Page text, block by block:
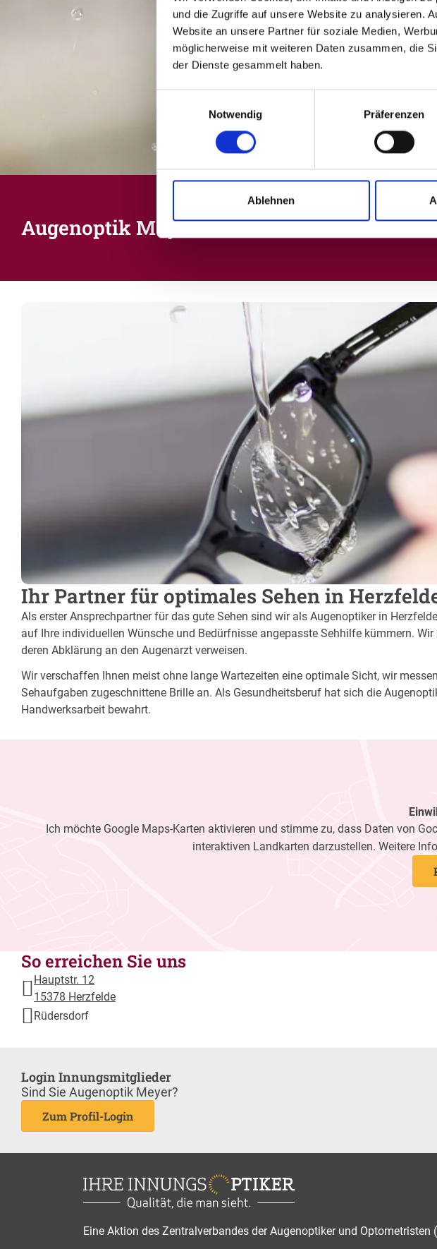
und die Zugriffe auf unsere Website zu analysieren.
Website an unsere Partner für soziale Medien,
möglicherweise mit weiteren Daten zusammen, die
der Dienste gesammelt haben.
Notwendig
Präferenzen
Ablehnen
Augenoptik Meyer
Ihr Partner für optimales Sehen in
Als erster Ansprechpartner für das gute Sehen sind wir als Augenoptiker in
auf Ihre individuellen Wünsche und Bedürfnisse angepasste Sehhilfe kümmern.
deren Abklärung an den Augenarzt verweisen.
Wir verschaffen Ihnen meist ohne lange Wartezeiten eine optimale Sicht, wir
Sehaufgaben zugeschnittene Brille an. Als Gesundheitsberuf hat sich die
Handwerksarbeit bewahrt.
Ich möchte Google Maps-Karten aktivieren und stimme zu, dass Daten von
interaktiven Landkarten darzustellen. Weitere
So erreichen Sie uns
Hauptstr. 12
15378 Herzfelde
Rüdersdorf
Login Innungsmitglieder
Sind Sie Augenoptik Meyer?
Zum Profil-Login
Eine Aktion des Zentralverbandes der Augenoptiker und Optometristen